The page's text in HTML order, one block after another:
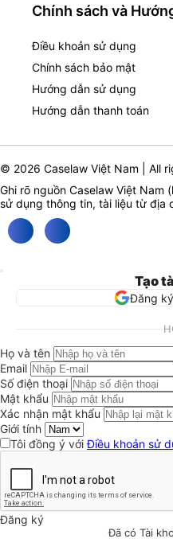
Chính sách và
Điều khoản sử dụng
Chính sách bảo mật
Hướng dẫn sử dụng
Hướng dẫn thanh toán
© 2026 Caselaw Việt Nam | All
Ghi rõ nguồn Caselaw Việt Nam (
sử dụng thông tin, tài liệu từ địa
Tạo
Đăng
Họ và tên
Email
Số điện thoại
Mật khẩu
Xác nhận mật khẩu
Giới tính
Tôi đồng ý vớiĐiều khoản sử
Đăng ký
Đã có Tài